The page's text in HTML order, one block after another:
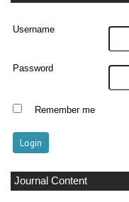
Username
Password
Remember me
Journal Content